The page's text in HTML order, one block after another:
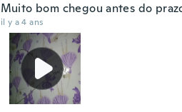
Muito bom chegou antes do
il y a 4 ans